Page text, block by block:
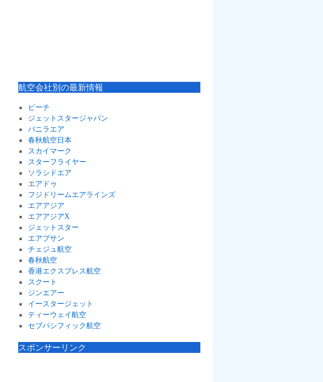
航空会社別の最新情報
ピーチ
ジェットスタージャパン
バニラエア
春秋航空日本
スカイマーク
スターフライヤー
ソラシドエア
エアドゥ
フジドリームエアラインズ
エアアジア
エアアジアX
ジェットスター
エアプサン
チェジュ航空
春秋航空
香港エクスプレス航空
スクート
ジンエアー
イースタージェット
ティーウェイ航空
セブパシフィック航空
スポンサーリンク